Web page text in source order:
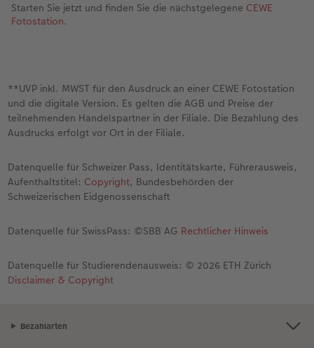
Starten Sie jetzt und finden Sie die nächstgelegene CEWE
Fotostation.
**UVP inkl. MWST für den Ausdruck an einer CEWE Fotostation
und die digitale Version. Es gelten die AGB und Preise der
teilnehmenden Handelspartner in der Filiale. Die Bezahlung des
Ausdrucks erfolgt vor Ort in der Filiale.
Datenquelle für Schweizer Pass, Identitätskarte, Führerausweis,
Aufenthaltstitel: Copyright, Bundesbehörden der
Schweizerischen Eidgenossenschaft
Datenquelle für SwissPass: ©SBB AG Rechtlicher Hinweis
Datenquelle für Studierendenausweis: © 2026 ETH Zürich
Disclaimer & Copyright
Bezahlarten